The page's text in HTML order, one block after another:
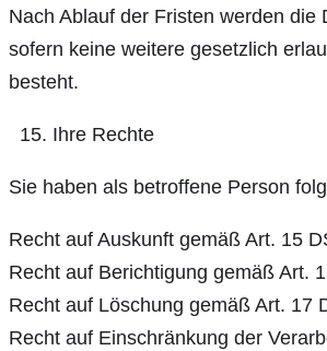
Nach Ablauf der Fristen werden die
sofern keine weitere gesetzlich
besteht.
Ihre Rechte
Sie haben als betroffene Person
Recht auf Auskunft gemäß Art. 15
Recht auf Berichtigung gemäß Art.
Recht auf Löschung gemäß Art. 17
Recht auf Einschränkung der